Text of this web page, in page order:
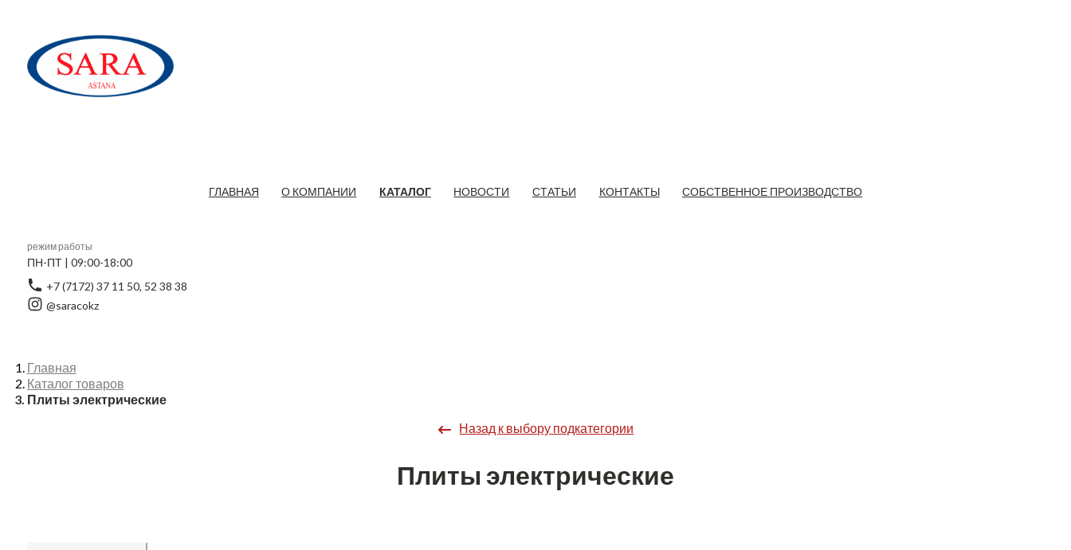
ГЛАВНАЯ О КОМПАНИИ КАТАЛОГ НОВОСТИ СТАТЬИ КОНТАКТЫ СОБСТВЕННОЕ ПРОИЗВОДСТВО
режим работы
ПН-ПТ | 09:00-18:00
+7 (7172) 37 11 50, 52 38 38
@saracokz
Главная
Каталог товаров
Плиты электрические
Назад к выбору подкатегории
Плиты электрические